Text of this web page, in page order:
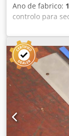
Ano de fabrico:
controlo para
potência,
UV, projetor
IST Metz,
UV -Tipo: M-20-
Tipo M 200 S 2
controlo
600/360/H600